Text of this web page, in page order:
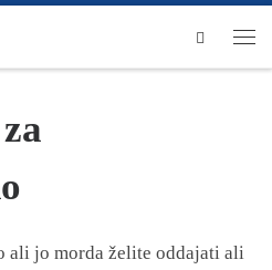
ali jo morda želite oddajati ali